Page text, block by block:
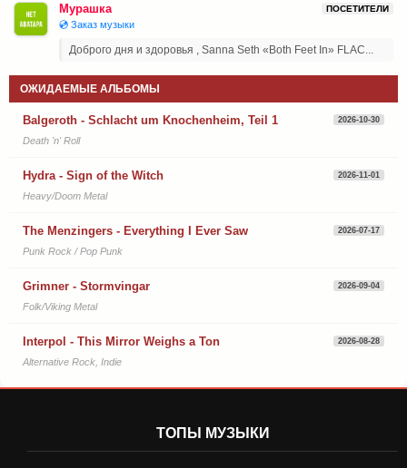
Мурашка ПОСЕТИТЕЛИ
💿 Заказ музыки
Доброго дня и здоровья , Sanna Seth «Both Feet In» FLAC...
ОЖИДАЕМЫЕ АЛЬБОМЫ
Balgeroth - Schlacht um Knochenheim, Teil 1 2026-10-30
Death 'n' Roll
Hydra - Sign of the Witch 2026-11-01
Heavy/Doom Metal
The Menzingers - Everything I Ever Saw 2026-07-17
Punk Rock / Pop Punk
Grimner - Stormvingar 2026-09-04
Folk/Viking Metal
Interpol - This Mirror Weighs a Ton 2026-08-28
Alternative Rock, Indie
ТОПЫ МУЗЫКИ